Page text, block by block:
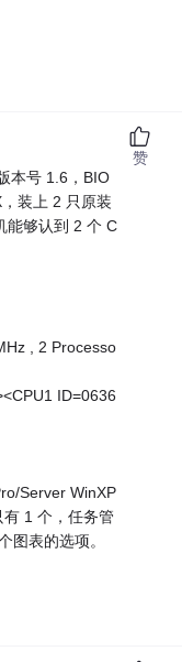
本号 1.6，BIO
装上 2 只原装
能够认到 2 个 C
, 2 Processo
ID=0636
Server WinXP
1 个，任务管
图表的选项。
赞